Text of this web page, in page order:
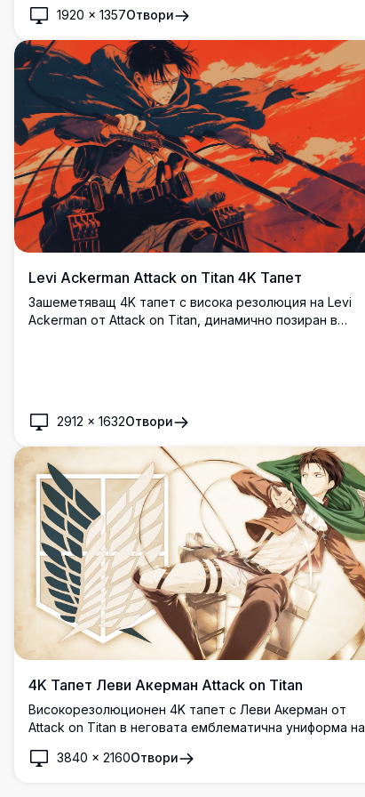
1920 × 1357Отвори
Levi Ackerman Attack on Titan 4K Тапет
Зашеметяващ 4K тапет с висока резолюция на Levi
Ackerman от Attack on Titan, динамично позиран в
2912 × 1632Отвори
4K Тапет Леви Акерман Attack on Titan
Високорезолюционен 4K тапет с Леви Акерман от
Attack on Titan в неговата емблематична униформа на
емблемата Крилата на Свободата на заден план.
3840 × 2160Отвори